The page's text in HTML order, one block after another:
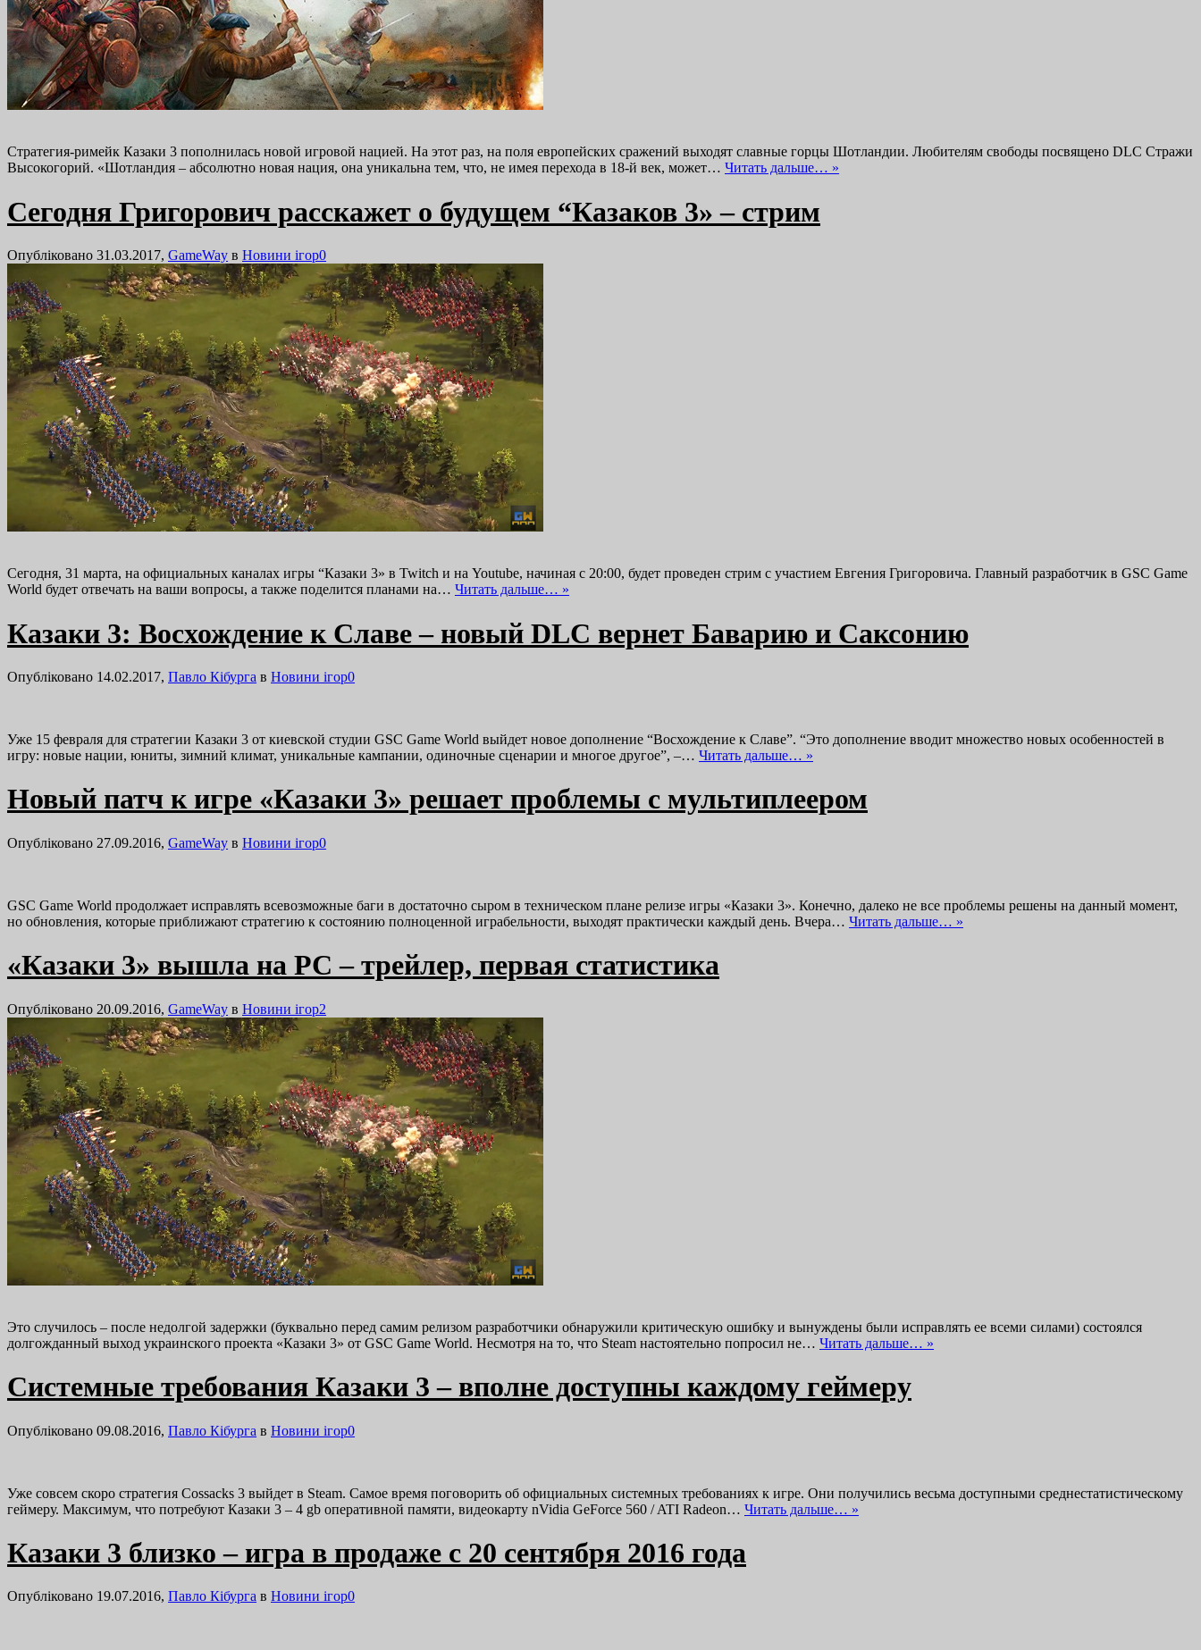
Стратегия-римейк Казаки 3 пополнилась новой игровой нацией. На этот раз, на поля европейских сражений выходят славные горцы Шотландии. Любителям свободы посвящено DLC Стражи
Высокогорий. «Шотландия – абсолютно новая нация, она уникальна тем, что, не имея перехода в 18-й век, может… Читать дальше… »
Сегодня Григорович расскажет о будущем “Казаков 3» – стрим
Опубліковано 31.03.2017, GameWay в Новини ігор0
Сегодня, 31 марта, на официальных каналах игры “Казаки 3» в Twitch и на Youtube, начиная с 20:00, будет проведен стрим с участием Евгения Григоровича. Главный разработчик в GSC Game
World будет отвечать на ваши вопросы, а также поделится планами на… Читать дальше… »
Казаки 3: Восхождение к Славе – новый DLC вернет Баварию и Саксонию
Опубліковано 14.02.2017, Павло Кібурга в Новини ігор0
Уже 15 февраля для стратегии Казаки 3 от киевской студии GSC Game World выйдет новое дополнение “Восхождение к Славе”. “Это дополнение вводит множество новых особенностей в
игру: новые нации, юниты, зимний климат, уникальные кампании, одиночные сценарии и многое другое”, –… Читать дальше… »
Новый патч к игре «Казаки 3» решает проблемы с мультиплеером
Опубліковано 27.09.2016, GameWay в Новини ігор0
GSC Game World продолжает исправлять всевозможные баги в достаточно сыром в техническом плане релизе игры «Казаки 3». Конечно, далеко не все проблемы решены на данный момент,
но обновления, которые приближают стратегию к состоянию полноценной играбельности, выходят практически каждый день. Вчера… Читать дальше… »
«Казаки 3» вышла на PC – трейлер, первая статистика
Опубліковано 20.09.2016, GameWay в Новини ігор2
Это случилось – после недолгой задержки (буквально перед самим релизом разработчики обнаружили критическую ошибку и вынуждены были исправлять ее всеми силами) состоялся
долгожданный выход украинского проекта «Казаки 3» от GSC Game World. Несмотря на то, что Steam настоятельно попросил не… Читать дальше… »
Системные требования Казаки 3 – вполне доступны каждому геймеру
Опубліковано 09.08.2016, Павло Кібурга в Новини ігор0
Уже совсем скоро стратегия Cossacks 3 выйдет в Steam. Самое время поговорить об официальных системных требованиях к игре. Они получились весьма доступными среднестатистическому
геймеру. Максимум, что потребуют Казаки 3 – 4 gb оперативной памяти, видеокарту nVidia GeForce 560 / ATI Radeon… Читать дальше… »
Казаки 3 близко – игра в продаже с 20 сентября 2016 года
Опубліковано 19.07.2016, Павло Кібурга в Новини ігор0